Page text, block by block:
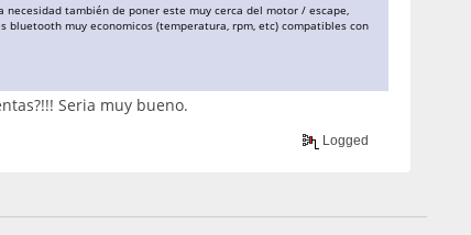
también de poner este muy cerca del motor / escape,
muy economicos (temperatura, rpm, etc) compatibles con
Seria muy bueno.
Logged